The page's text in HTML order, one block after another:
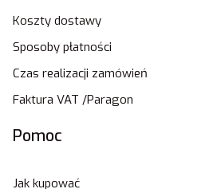
Koszty dostawy
Sposoby płatności
Czas realizacji zamówień
Faktura VAT /Paragon
Pomoc
Jak kupować